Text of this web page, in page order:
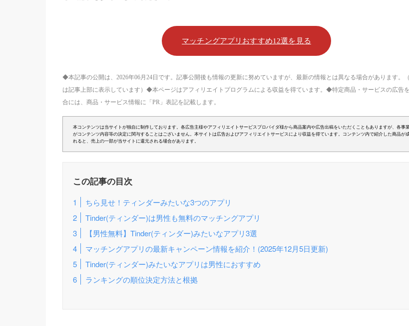
マッチングアプリおすすめ12選を見る
◆本記事の公開は、2026年06月24日です。記事公開後も情報の更新に努めていますが、最新の情報とは異なる場合があります。
は記事上部に表示しています）◆本ページはアフィリエイトプログラムによる収益を得ています。◆特定商品・サービスの広告
合には、商品・サービス情報に「PR」表記を記載します。
本コンテンツは当サイトが独自に制作しております。各広告主様やアフィリエイトサービスプロバイダ様から商品案内や広告出稿をいただくこともありますが、各事
がコンテンツ内容等の決定に関与することはございません。本サイトは広告およびアフィリエイトサービスにより収益を得ています。コンテンツ内で紹介した商品が
れると、売上の一部が当サイトに還元される場合があります。
この記事の目次
ちら見せ！ティンダーみたいな3つのアプリ
Tinder(ティンダー)は男性も無料のマッチングアプリ
【男性無料】Tinder(ティンダー)みたいなアプリ3選
マッチングアプリの最新キャンペーン情報を紹介！(2025年12月5日更新)
Tinder(ティンダー)みたいなアプリは男性におすすめ
ランキングの順位決定方法と根拠